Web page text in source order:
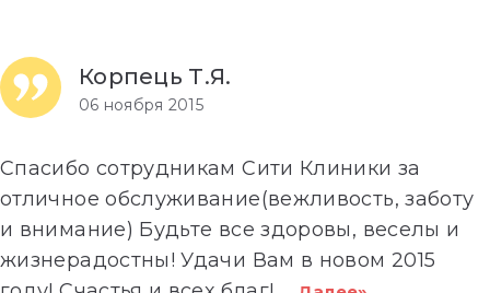
Корпець Т.Я.
06 ноября 2015
Спасибо сотрудникам Сити Клиники за
отличное обслуживание(вежливость, заботу
и внимание) Будьте все здоровы, веселы и
жизнерадостны! Удачи Вам в новом 2015